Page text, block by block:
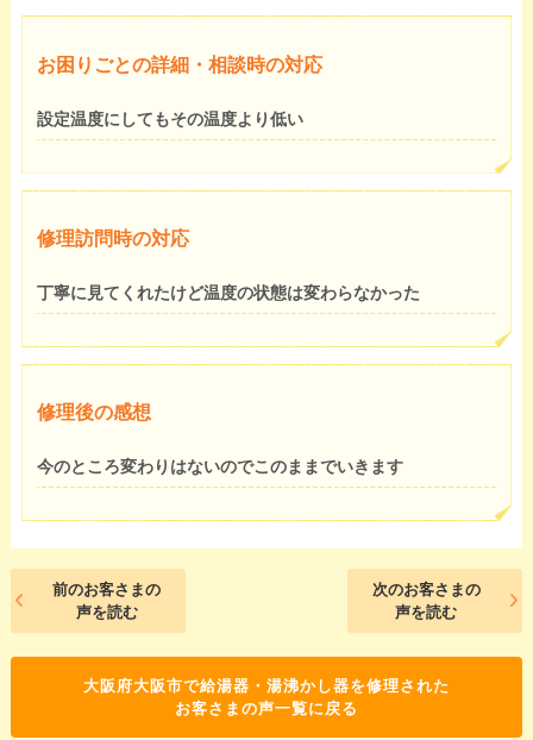
お困りごとの詳細・相談時の対応
設定温度にしてもその温度より低い
修理訪問時の対応
丁寧に見てくれたけど温度の状態は変わらなかった
修理後の感想
今のところ変わりはないのでこのままでいきます
前のお客さまの
声を読む
次のお客さまの
声を読む
大阪府大阪市で給湯器・湯沸かし器を修理された
お客さまの声一覧に戻る